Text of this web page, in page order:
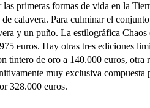
las primeras formas de vida en la
calavera. Para culminar el
y un puño. La estilográfica
euros. Hay otras tres ediciones
tintero de oro a 140.000 euros, otra
muy exclusiva
328.000 euros.